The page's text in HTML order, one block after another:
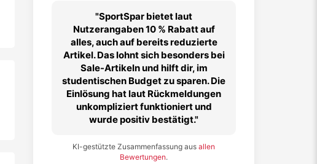
SportSpar bietet laut
Nutzerangaben 10 % Rabatt auf
alles, auch auf bereits reduzierte
Artikel. Das lohnt sich besonders bei
Sale-Artikeln und hilft dir, im
studentischen Budget zu sparen. Die
Einlösung hat laut Rückmeldungen
unkompliziert funktioniert und
wurde positiv bestätigt.
KI-gestützte Zusammenfassung aus allen
Bewertungen.